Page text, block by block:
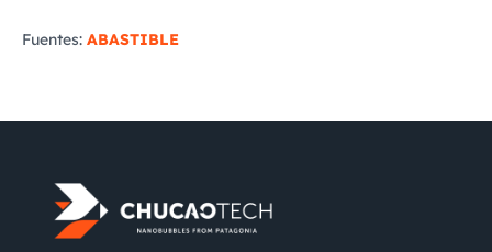
Fuentes: ABASTIBLE